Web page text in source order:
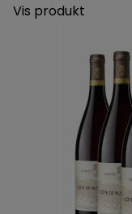
Vis produkt